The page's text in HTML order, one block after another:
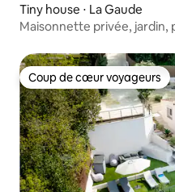
Tiny house ⋅ La Gaude
Maisonnette privée, jardin,
Coup de cœur voyageurs
Coup de cœur voyageurs